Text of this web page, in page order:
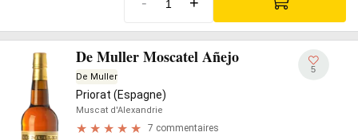
De Muller Moscatel Añejo
De Muller
Priorat (Espagne)
Muscat d'Alexandrie
7 commentaires
5